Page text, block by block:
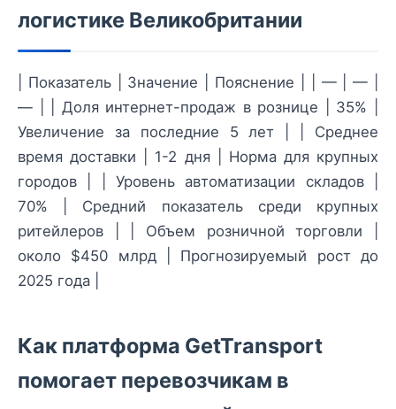
логистике Великобритании
| Показатель | Значение | Пояснение | | — | — |
— | | Доля интернет-продаж в рознице | 35% |
Увеличение за последние 5 лет | | Среднее
время доставки | 1-2 дня | Норма для крупных
городов | | Уровень автоматизации складов |
70% | Средний показатель среди крупных
ритейлеров | | Объем розничной торговли |
около $450 млрд | Прогнозируемый рост до
2025 года |
Как платформа GetTransport
помогает перевозчикам в